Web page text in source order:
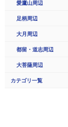
愛鷹山周辺
足柄周辺
大月周辺
都留・道志周辺
大菩薩周辺
カテゴリ一覧